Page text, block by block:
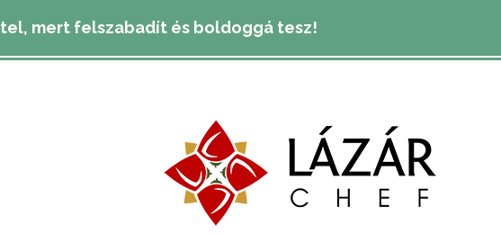
mert felszabadít és boldoggá tesz!